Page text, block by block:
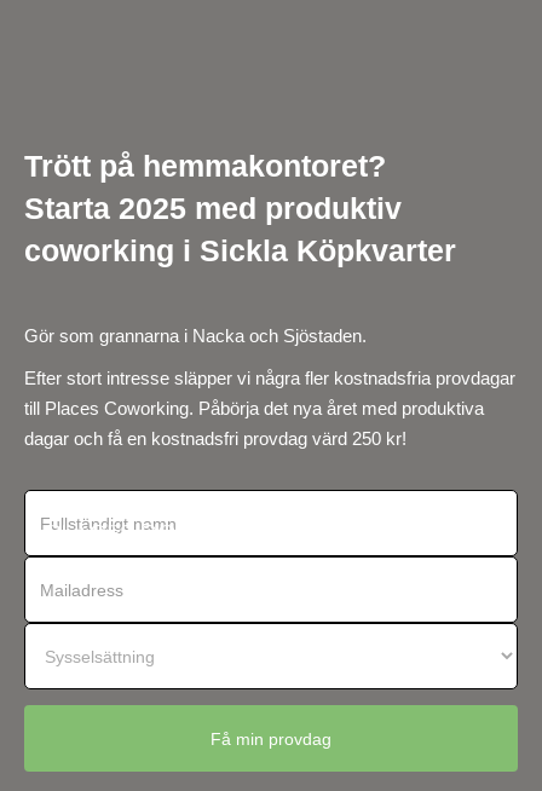
Trött på hemmakontoret?
Starta 2025 med produktiv
coworking i Sickla Köpkvarter
Gör som grannarna i Nacka och Sjöstaden.
Efter stort intresse släpper vi några fler kostnadsfria provdagar
till Places Coworking. Påbörja det nya året med produktiva
dagar och få en kostnadsfri provdag värd 250 kr!